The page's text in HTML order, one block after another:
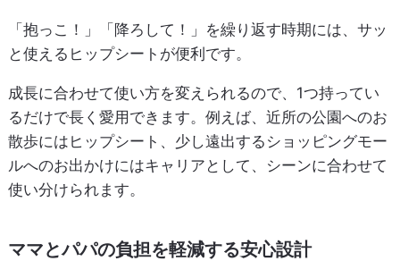
「抱っこ！」「降ろして！」を繰り返す時期には、サッ
と使えるヒップシートが便利です。
成長に合わせて使い方を変えられるので、1つ持ってい
るだけで長く愛用できます。例えば、近所の公園へのお
散歩にはヒップシート、少し遠出するショッピングモー
ルへのお出かけにはキャリアとして、シーンに合わせて
使い分けられます。
ママとパパの負担を軽減する安心設計